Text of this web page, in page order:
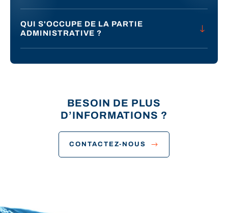
QUI S'OCCUPE DE LA PARTIE
ADMINISTRATIVE ?
BESOIN DE PLUS
D’INFORMATIONS ?
CONTACTEZ-NOUS